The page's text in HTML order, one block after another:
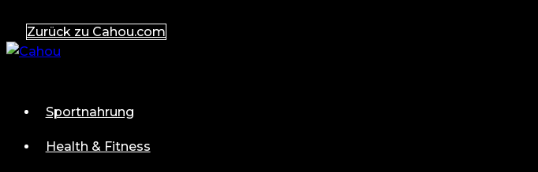
Inhalt
springen
Zurück zu Cahou.com
Sportnahrung
Health & Fitness